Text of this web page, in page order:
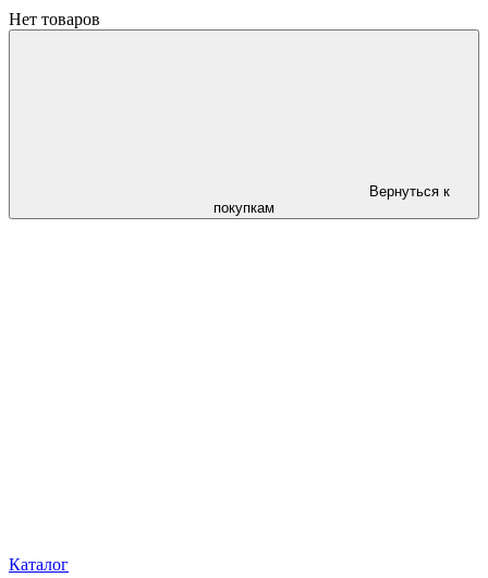
Нет товаров
Вернуться к
покупкам
Каталог